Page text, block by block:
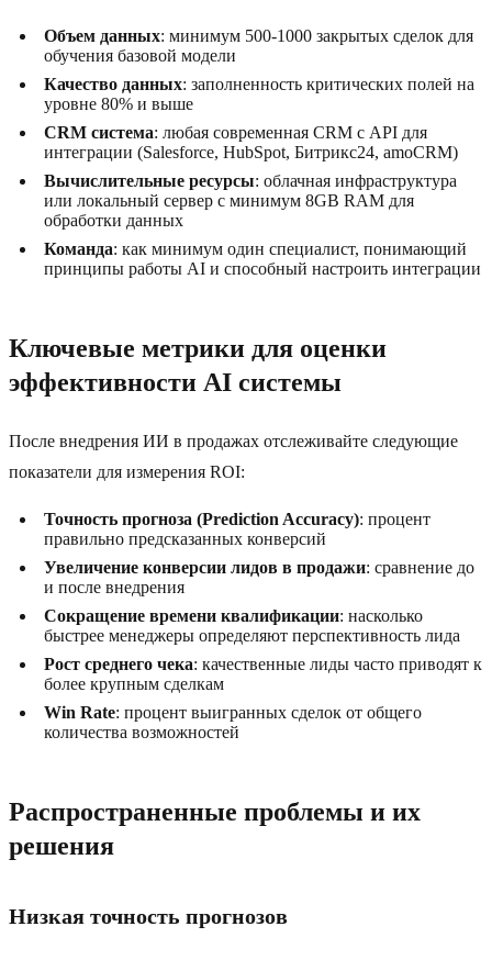
Объем данных: минимум 500-1000 закрытых сделок для
обучения базовой модели
Качество данных: заполненность критических полей на
уровне 80% и выше
CRM система: любая современная CRM с API для
интеграции (Salesforce, HubSpot, Битрикс24, amoCRM)
Вычислительные ресурсы: облачная инфраструктура
или локальный сервер с минимум 8GB RAM для
обработки данных
Команда: как минимум один специалист, понимающий
принципы работы AI и способный настроить интеграции
Ключевые метрики для оценки
эффективности AI системы
После внедрения ИИ в продажах отслеживайте следующие
показатели для измерения ROI:
Точность прогноза (Prediction Accuracy): процент
правильно предсказанных конверсий
Увеличение конверсии лидов в продажи: сравнение до
и после внедрения
Сокращение времени квалификации: насколько
быстрее менеджеры определяют перспективность лида
Рост среднего чека: качественные лиды часто приводят к
более крупным сделкам
Win Rate: процент выигранных сделок от общего
количества возможностей
Распространенные проблемы и их
решения
Низкая точность прогнозов